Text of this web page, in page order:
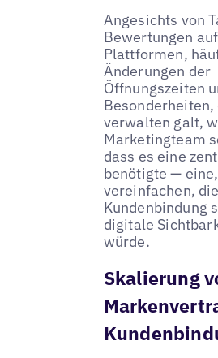
Angesichts von
Bewertungen
Plattformen,
Änderungen der
Öffnungszeiten
Besonderheiten,
verwalten galt,
Marketingteam
dass es eine
benötigte —
vereinfachen, die
Kundenbindung
digitale
würde.
Skalierung